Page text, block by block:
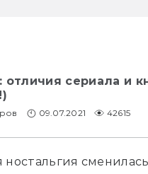
отличия сериала и
09.07.2021 42615
ностальгия